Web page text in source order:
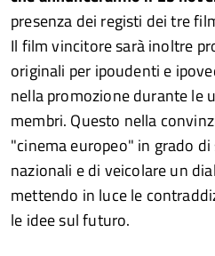
presenza dei registi dei tre
Il film vincitore sarà inoltre
originali per ipoudenti e
nella promozione durante le
membri. Questo nella
"cinema europeo" in grado
nazionali e di veicolare un
mettendo in luce le
le idee sul futuro.